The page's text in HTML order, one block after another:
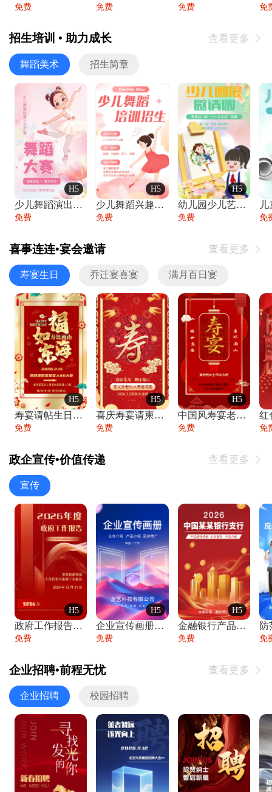
免费 免费 免费 免
招生培训 • 助力成长 查看更多 
舞蹈美术 招生简章
H5
少儿舞蹈演出舞蹈比赛跳舞大赛文艺汇演活动
免费
H5
少儿舞蹈兴趣班艺术培训学校招生宣传
免费
H5
幼儿园少儿艺术展览绘画展摄影作品展美术展
免费 免
喜事连连•宴会邀请 查看更多 
寿宴生日 乔迁宴喜宴 满月百日宴
H5
寿宴请帖生日宴邀请函老人寿星生日快乐祝寿
免费
H5
喜庆寿宴请柬老人生日宴会邀请函请柬过大寿
免费
H5
中国风寿宴老人生日宴会邀请函寿宴请帖请柬
免费 免
政企宣传•价值传递 查看更多 
宣传
H5
政府工作报告政府年终工作总结
免费
H5
企业宣传画册公司简介产品介绍业务宣传手册
免费
H5
金融银行产品宣传手册企业宣传产品介绍
免费
防
免
企业招聘•前程无忧 查看更多 
企业招聘 校园招聘